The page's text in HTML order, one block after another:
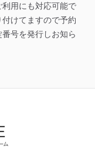
用にも対応可能で
けてますので予約
号を発行しお知ら